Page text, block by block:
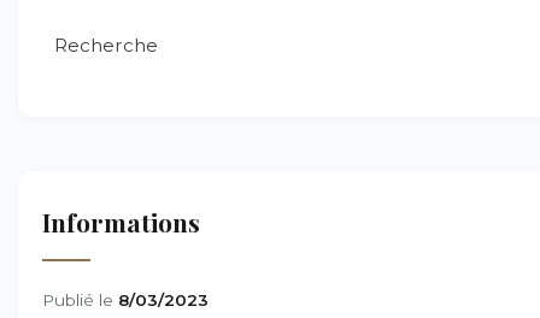
Recherche
Informations
Publié le 8/03/2023